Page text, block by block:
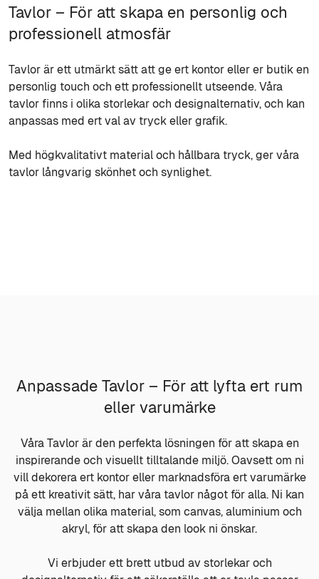
Tavlor – För att skapa en personlig och
professionell atmosfär
Tavlor är ett utmärkt sätt att ge ert kontor eller er butik en
personlig touch och ett professionellt utseende. Våra
tavlor finns i olika storlekar och designalternativ, och kan
anpassas med ert val av tryck eller grafik.
Med högkvalitativt material och hållbara tryck, ger våra
tavlor långvarig skönhet och synlighet.
Anpassade Tavlor – För att lyfta ert rum
eller varumärke
Våra Tavlor är den perfekta lösningen för att skapa en
inspirerande och visuellt tilltalande miljö. Oavsett om ni
vill dekorera ert kontor eller marknadsföra ert varumärke
på ett kreativit sätt, har våra tavlor något för alla. Ni kan
välja mellan olika material, som canvas, aluminium och
akryl, för att skapa den look ni önskar.
Vi erbjuder ett brett utbud av storlekar och